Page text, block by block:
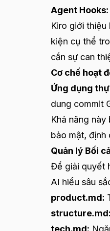
Agent
Kiro giới
kiện cụ thể
cần sự can
Cơ chế hoạt
Ứng dụng
dung commit
Khả năng
bảo mật, định
Quản lý Bối
Để giải quyết
AI hiểu sâu
product.md:
structure.md:
tech.md: